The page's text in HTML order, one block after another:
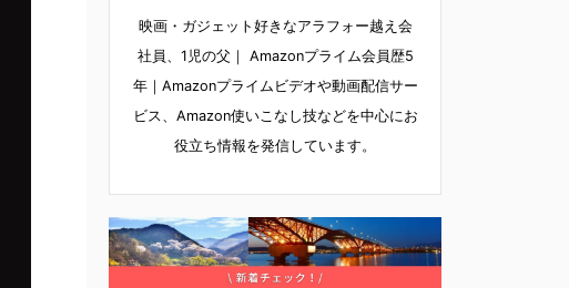
映画・ガジェット好きなアラフォー越え会
社員、1児の父｜ Amazonプライム会員歴5
年｜Amazonプライムビデオや動画配信サー
ビス、Amazon使いこなし技などを中心にお
役立ち情報を発信しています。